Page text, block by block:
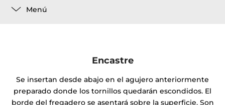
Menú
Encastre
Se insertan desde abajo en el agujero anteriormente
preparado donde los tornillos quedarán escondidos. El
borde del fregadero se asentará sobre la superficie. Son